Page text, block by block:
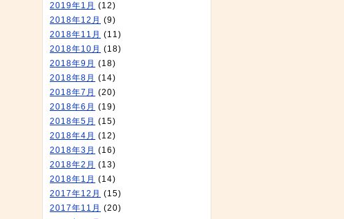
2019年1月 (12)
2018年12月 (9)
2018年11月 (11)
2018年10月 (18)
2018年9月 (18)
2018年8月 (14)
2018年7月 (20)
2018年6月 (19)
2018年5月 (15)
2018年4月 (12)
2018年3月 (16)
2018年2月 (13)
2018年1月 (14)
2017年12月 (15)
2017年11月 (20)